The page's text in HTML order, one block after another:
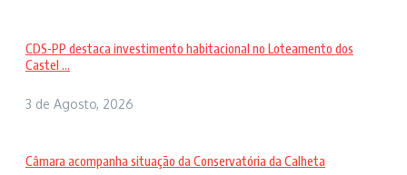
CDS-PP destaca investimento habitacional no Loteamento dos
Castel ...
3 de Agosto, 2026
Câmara acompanha situação da Conservatória da Calheta